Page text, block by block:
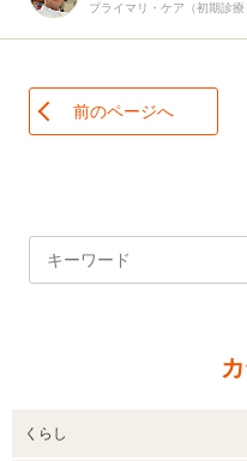
プライマリ・ケア（初期診療
前のページへ
くらし